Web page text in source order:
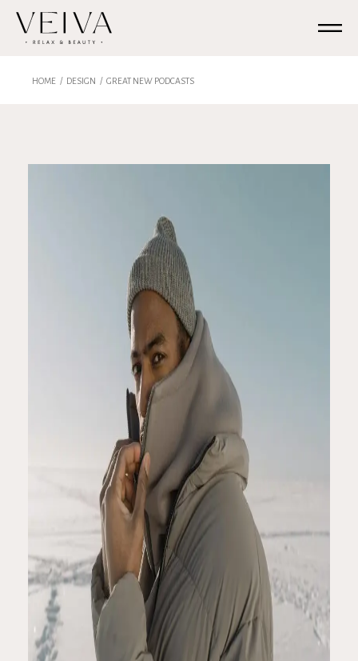
HOME DESIGN GREAT NEW PODCASTS